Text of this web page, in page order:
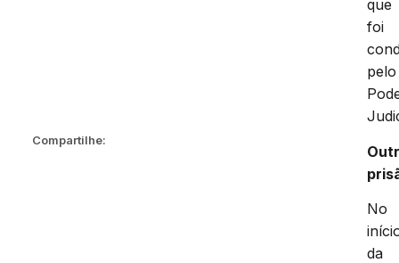
Compartilhe:
que
foi
pelo
No
da